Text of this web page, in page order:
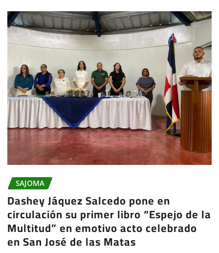
SAJOMA
Dashey Jáquez Salcedo pone en
circulación su primer libro “Espejo de la
Multitud” en emotivo acto celebrado
en San José de las Matas